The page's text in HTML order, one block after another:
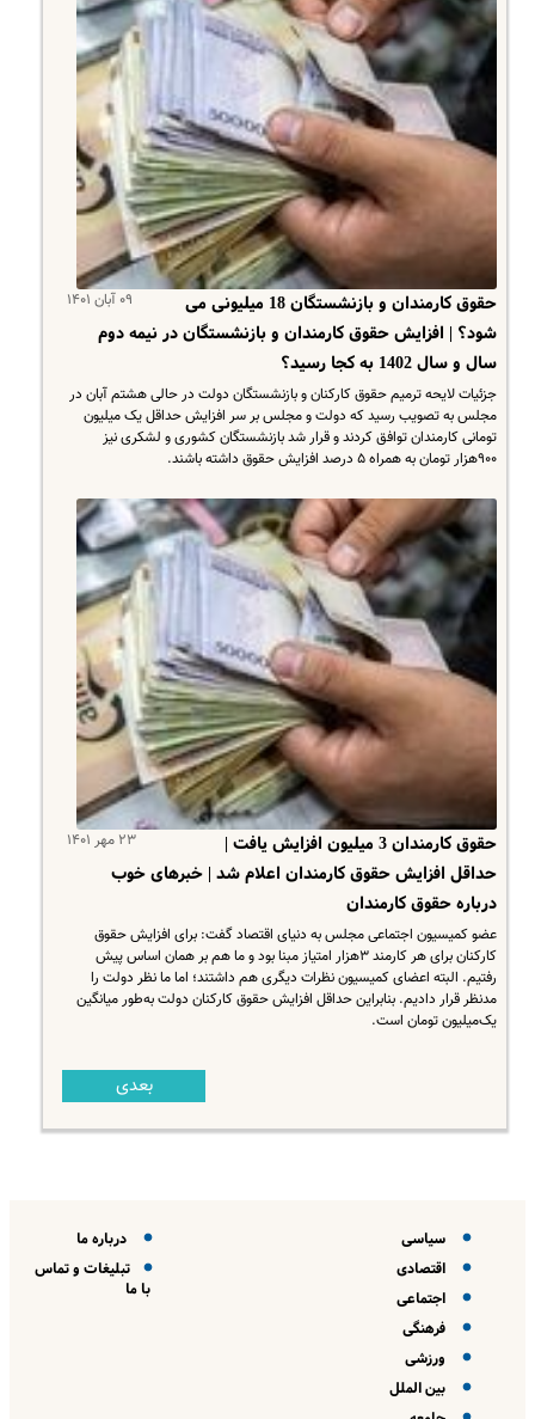
۰۹ آبان ۱۴۰۱
حقوق کارمندان و بازنشستگان 18 میلیونی می
شود؟ | افزایش حقوق کارمندان و بازنشستگان در نیمه دوم
سال و سال 1402 به کجا رسید؟
جزئیات لایحه ترمیم حقوق کارکنان و بازنشستگان دولت در حالی هشتم آبان در
مجلس به تصویب رسید که دولت و مجلس بر سر افزایش حداقل یک میلیون
تومانی کارمندان توافق کردند و قرار شد بازنشستگان کشوری و لشکری نیز
۹۰۰هزار تومان به همراه ۵ درصد افزایش حقوق داشته باشند.
۲۳ مهر ۱۴۰۱
حقوق کارمندان 3 میلیون افزایش یافت |
حداقل افزایش حقوق کارمندان اعلام شد | خبرهای خوب
درباره حقوق کارمندان
عضو کمیسیون اجتماعی مجلس به دنیای اقتصاد گفت: برای افزایش حقوق
کارکنان برای هر کارمند ۳هزار امتیاز مبنا بود و ما هم بر همان اساس پیش
رفتیم. البته اعضای کمیسیون نظرات دیگری هم داشتند؛ اما ما نظر دولت را
مدنظر قرار دادیم. بنابراین حداقل افزایش حقوق کارکنان دولت به‌طور میانگین
یک‌میلیون تومان است.
بعدی
سیاسی
اقتصادی
اجتماعی
فرهنگی
ورزشی
بین الملل
درباره ما
تبلیغات و تماس
با ما